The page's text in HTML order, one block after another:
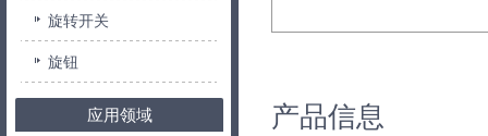
旋转开关
旋钮
应用领域 产品信息